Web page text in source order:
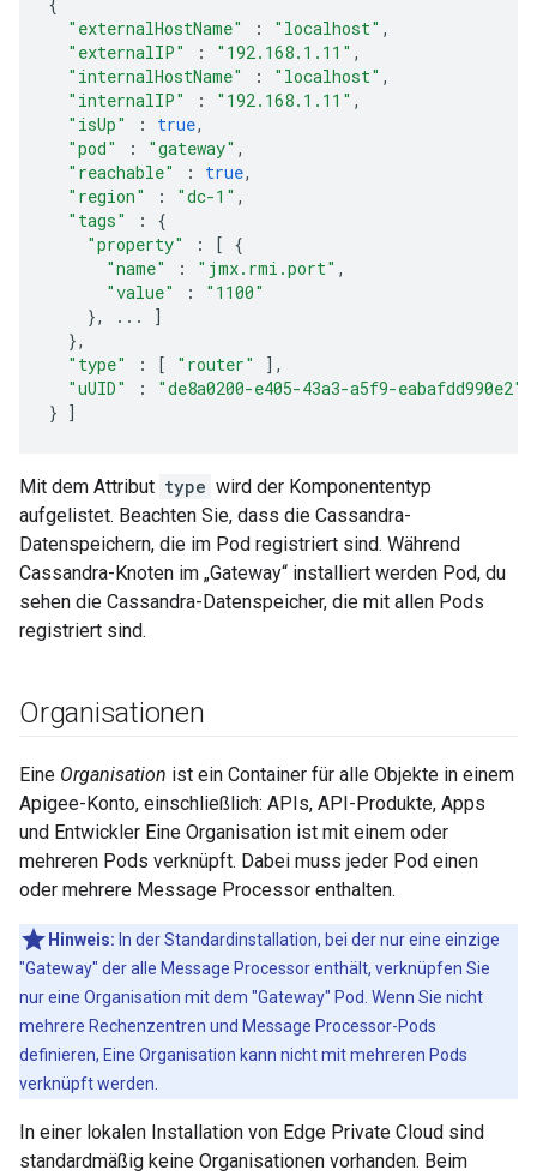
"externalHostName"
: "localhost" ,
"externalIP"
: "192.168.1.11" ,
"internalHostName"
: "localhost" ,
"internalIP"
: "192.168.1.11" ,
"isUp"
: true,
"pod"
: "gateway" ,
"reachable"
: true,
"region"
: "dc-1" ,
"tags"
:
{
"property"
: [ {
"name"
: "jmx.rmi.port" ,
"value"
:
"1100"
},
...
]
},
"type"
: [ "router"
],
"uUID"
:
"de8a0200-e405-43a3-a5f9-eabafdd990e2"
} ]
Mit dem Attribut type wird der Komponententyp
aufgelistet. Beachten Sie, dass die Cassandra-
Datenspeichern, die im Pod registriert sind. Während
Cassandra-Knoten im „Gateway“ installiert werden Pod, du
sehen die Cassandra-Datenspeicher, die mit allen Pods
registriert sind.
Organisationen
Eine Organisation ist ein Container für alle Objekte in einem
Apigee-Konto, einschließlich: APIs, API-Produkte, Apps
und Entwickler Eine Organisation ist mit einem oder
mehreren Pods verknüpft. Dabei muss jeder Pod einen
oder mehrere Message Processor enthalten.
Hinweis: In der Standardinstallation, bei der nur eine einzige
"Gateway" der alle Message Processor enthält, verknüpfen Sie
nur eine Organisation mit dem "Gateway" Pod. Wenn Sie nicht
mehrere Rechenzentren und Message Processor-Pods
definieren, Eine Organisation kann nicht mit mehreren Pods
verknüpft werden.
In einer lokalen Installation von Edge Private Cloud sind
standardmäßig keine Organisationen vorhanden. Beim